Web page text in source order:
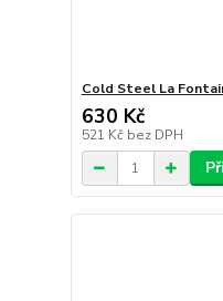
Cold Steel La
630 Kč
521 Kč bez DPH